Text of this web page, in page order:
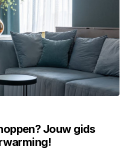
Jouw gids